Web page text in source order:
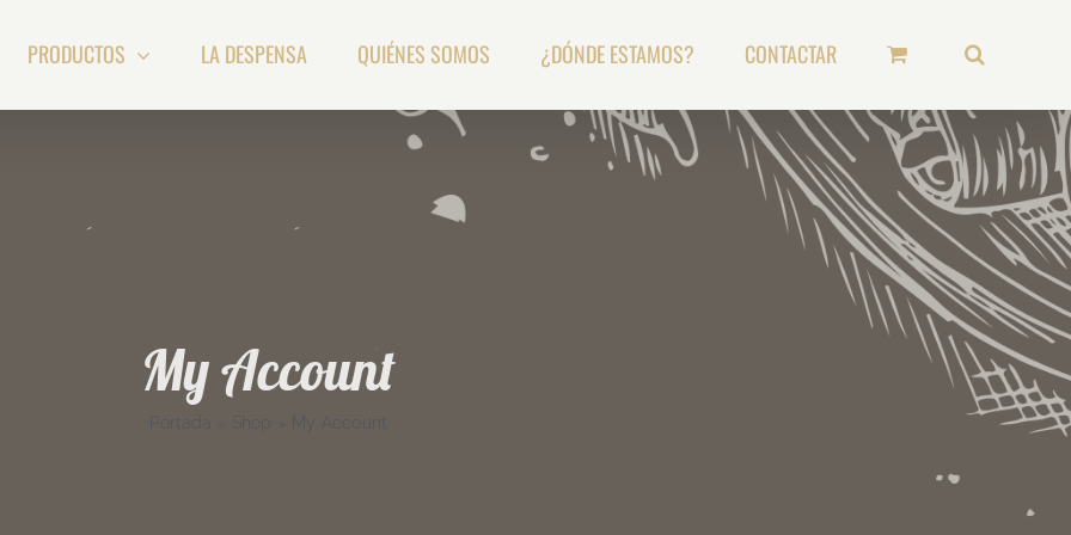
PRODUCTOS LA DESPENSA QUIÉNES SOMOS ¿DÓNDE ESTAMOS? CONTACTAR
My Account
My Account